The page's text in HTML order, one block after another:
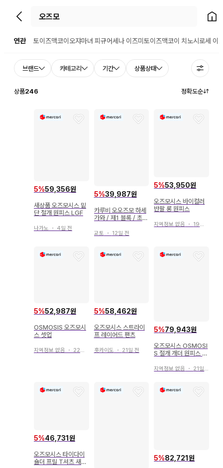
뒤로가기 홈으
연관 토이즈맥코이 오쟈마녀 피규어세나 이즈미 토이즈맥코이 치노시로세 이
브랜드 카테고리 기간 상품상태
상품246 정확도순
5%59,356원
새상품 오즈모시스 밑
단 절개 원피스 LGF
나가노 ・ 4일 전
5%39,987원
카루비 오오즈모 하세
가와 / 제1 블록 / 초판
교토 ・ 12일 전
5%53,950원
오즈모시스 바이컬러
반팔 롱 원피스
지역정보 없음 ・ 19일 전
5%52,987원
OSMOSIS 오즈모시
스 셋업
지역정보 없음 ・ 22일 전
5%58,462원
오즈모시스 스트라이
프 레이어드 팬츠
홋카이도 ・ 21일 전
5%79,943원
오즈모시스 OSMOSI
S 절개 개더 원피스 레
지역정보 없음 ・ 21일 전
5%46,731원
오즈모시스 타이다이
숄더 프릴 T셔츠 새상
5%82,721원